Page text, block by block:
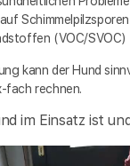
(VOC/SVOC)
kann der Hund
fach rechnen.
im Einsatz ist